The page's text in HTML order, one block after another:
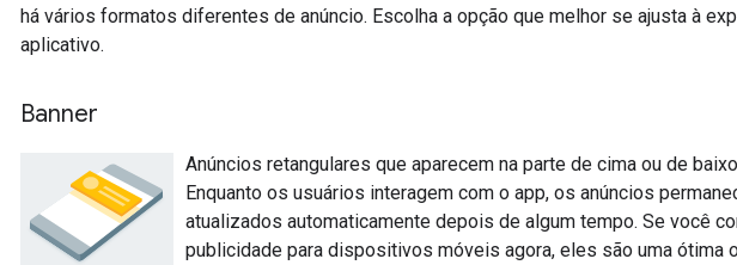
há vários formatos diferentes de anúncio. Escolha a opção que melhor se ajusta à
aplicativo.
Banner
Anúncios retangulares que aparecem na parte de cima ou de
Enquanto os usuários interagem com o app, os anúncios
atualizados automaticamente depois de algum tempo. Se você
publicidade para dispositivos móveis agora, eles são uma ótima